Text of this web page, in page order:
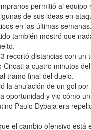
permitió al equipo
de sus ideas en
en las últimas semanas.
también mostró que
recortó distancias con un
Circati a cuatro minutos
tramo final del duelo.
la anulación de un gol por
oportunidad y vio cómo
Paulo Dybala era
el cambio ofensivo está